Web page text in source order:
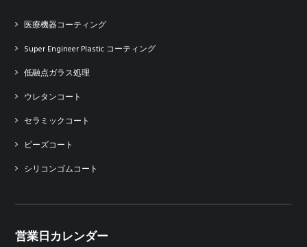
医療機器コーティング
Super Engineer Plastic コーティング
低融点ガラス処理
ウレタンコート
セラミックコート
ビーズコート
シリコンゴムコート
営業日カレンダー